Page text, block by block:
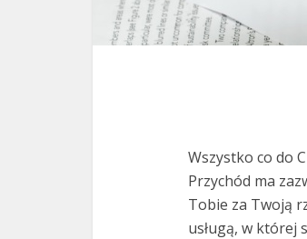
Wszystko co do
Przychód ma
Tobie za Twoją
usługą, w której